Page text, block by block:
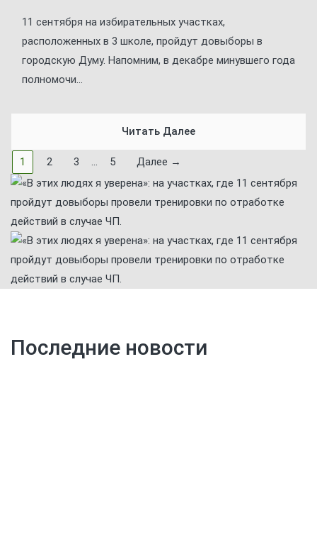
11 сентября на избирательных участках,
расположенных в 3 школе, пройдут довыборы в
городскую Думу. Напомним, в декабре минувшего года
полномочи...
Читать Далее
1 2 3 … 5 Далее →
Последние новости